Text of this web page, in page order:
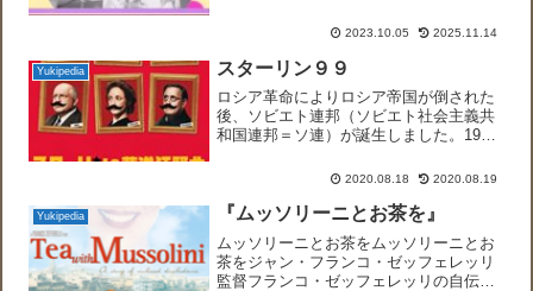
ンとして制作第1週 ワテ、歌うで！オー
ら1985年...
2023.10.05 2025.11.14
Yukipedia スターリン９９
ロシア革命によりロシア帝国が倒された
後、ソビエト連邦（ソビエト社会主義共
和国連邦＝ソ連）が誕生しました。1991
た。歴代最高指導者初代最高指導者レー
シフ・スター...
2020.08.18 2020.08.19
Yukipedia 『ムッソリーニとお茶を』
ムッソリーニとお茶をムッソリーニとお
茶をジャン・フランコ・ゼッフェレッリ
監督フランコ・ゼッフェレッリの自伝と